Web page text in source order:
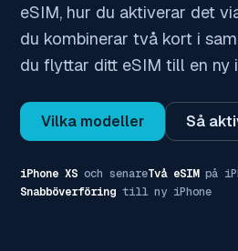
eSIM, hur du aktiverar det
du kombinerar två kort i
du flyttar ditt eSIM till en ny
Vilka modeller Så
iPhone XS och senareTvå eSIMpå
Snabböverföring till ny iPhone